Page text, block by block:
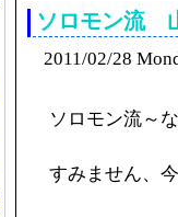
ソロモン流
2011/02/28
ソロモン流～
すみません、